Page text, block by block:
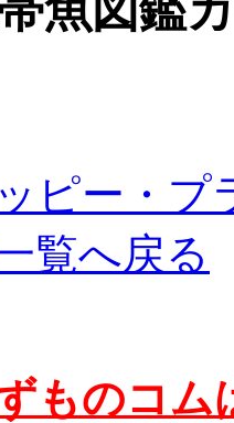
ピー・プ
覧へ戻る
ものコム